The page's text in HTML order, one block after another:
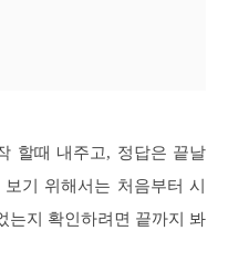
할때 내주고, 정답은 끝날
기 위해서는 처음부터 시
는지 확인하려면 끝까지 봐